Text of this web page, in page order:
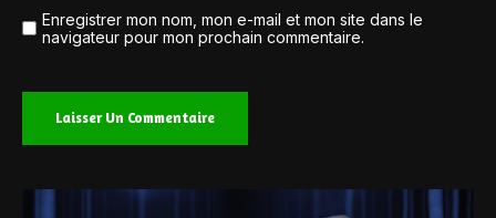
Enregistrer mon nom, mon e-mail et mon site dans le
navigateur pour mon prochain commentaire.